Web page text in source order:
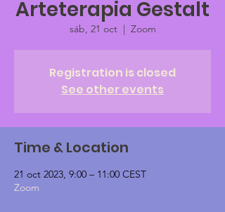
Arteterapia Gestalt
sáb, 21 oct
  |
Zoom
Registration is closed
See other events
Time & Location
21 oct 2023, 9:00 – 11:00 CEST
Zoom